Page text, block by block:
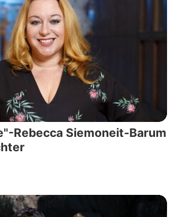
Rebecca Siemoneit-Barum